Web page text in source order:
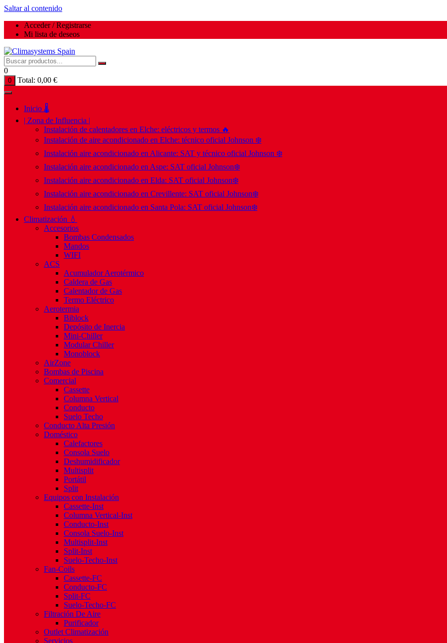
Saltar al contenido
Acceder / Registrarse
Mi lista de deseos
0
0 Total: 0,00 €
Inicio 🌡️
| Zona de Influencia |
Instalación de calentadores en Elche: eléctricos y termos 🔥
Instalación de aire acondicionado en Elche: técnico oficial Johnson ❄️
Instalación aire acondicionado en Alicante: SAT y técnico oficial Johnson ❄️
Instalación aire acondicionado en Aspe: SAT oficial Johnson❄️
Instalación aire acondicionado en Elda: SAT oficial Johnson❄️
Instalación aire acondicionado en Crevillente: SAT oficial Johnson❄️
Instalación aire acondicionado en Santa Pola: SAT oficial Johnson❄️
Climatización 💧
Accesorios
Bombas Condensados
Mandos
WIFI
ACS
Acumulador Aerotérmico
Caldera de Gas
Calentador de Gas
Termo Eléctrico
Aerotermia
Biblock
Depósito de Inercia
Mini-Chiller
Modular Chiller
Monoblock
AirZone
Bombas de Piscina
Comercial
Cassette
Columna Vertical
Conducto
Suelo Techo
Conducto Alta Presión
Doméstico
Calefactores
Consola Suelo
Deshumidificador
Multisplit
Portátil
Split
Equipos con Instalación
Cassette-Inst
Columna Vertical-Inst
Conducto-Inst
Consola Suelo-Inst
Multisplit-Inst
Split-Inst
Suelo-Techo-Inst
Fan-Coils
Cassette-FC
Conducto-FC
Split-FC
Suelo-Techo-FC
Filtración De Aire
Purificador
Outlet Climatización
Servicios